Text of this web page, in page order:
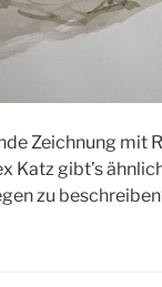
Zeichnung mit
Katz gibt’s
zu